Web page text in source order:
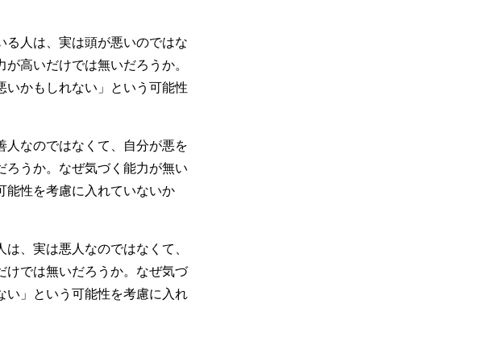
る人は、実は頭が悪いのではな
高いだけでは無いだろうか。
いかもしれない」という可能性
人なのではなくて、自分が悪を
ろうか。なぜ気づく能力が無い
能性を考慮に入れていないか
、実は悪人なのではなくて、
けでは無いだろうか。なぜ気づ
い」という可能性を考慮に入れ